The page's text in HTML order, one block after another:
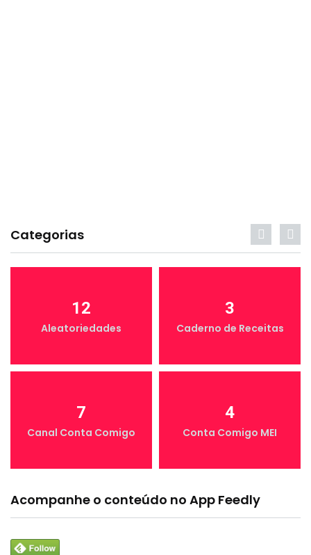
Categorias
12
Aleatoriedades
3
Caderno de Receitas
7
Canal Conta Comigo
4
Conta Comigo MEI
Acompanhe o conteúdo no App Feedly